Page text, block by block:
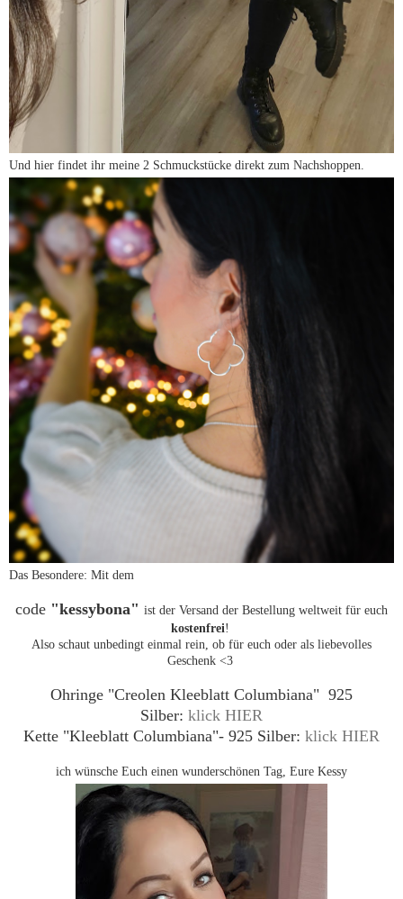
Und hier findet ihr meine 2 Schmuckstücke direkt zum Nachshoppen.
Das Besondere: Mit dem
code "kessybona" ist der Versand der Bestellung weltweit für euch
kostenfrei!
Also schaut unbedingt einmal rein, ob für euch oder als liebevolles
Geschenk <3
Ohringe "Creolen Kleeblatt Columbiana" 925
Silber: klick HIER
Kette "Kleeblatt Columbiana"- 925 Silber: klick HIER
ich wünsche Euch einen wunderschönen Tag, Eure Kessy